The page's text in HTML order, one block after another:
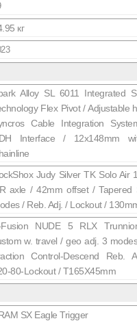
кг
Alloy SL 6011 Integrated
Flex Pivot / Adjustable
Cable Integration
Interface / 12x148mm
Judy Silver TK Solo Air
axle / 42mm offset / Tapered
/ Reb. Adj. / Lockout /
Fusion NUDE 5 RLX
w. travel / geo adj. 3
Control-Descend Reb.
80-Lockout / T165X45mm
SX Eagle Trigger